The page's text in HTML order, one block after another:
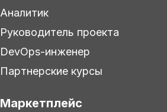
Аналитик
Руководитель проекта
DevOps-инженер
Партнерские курсы
Маркетплейс